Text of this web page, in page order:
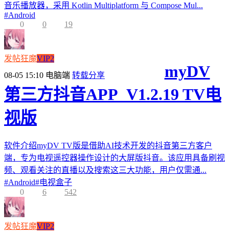
音乐播放器，采用 Kotlin Multiplatform 与 Compose Mul...
#Android
0
0 19
发帖狂魔VIP2
08-05 15:10 电脑端 转载分享
myDV
第三方抖音APP_V1.2.19 TV电
视版
软件介绍myDV TV版是借助AI技术开发的抖音第三方客户
端，专为电视遥控器操作设计的大屏版抖音。该应用具备刷视
频、观看关注的直播以及搜索这三大功能，用户仅需通...
#Android#电视盒子
0
6 542
发帖狂魔VIP2